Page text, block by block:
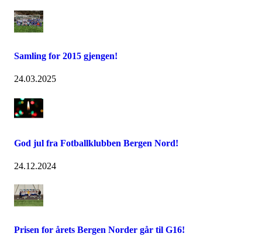
Samling for 2015 gjengen!
24.03.2025
God jul fra Fotballklubben Bergen Nord!
24.12.2024
Prisen for årets Bergen Norder går til G16!